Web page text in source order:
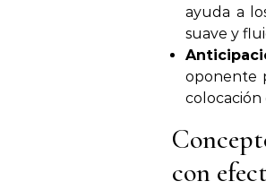
ayuda a
suave y
oponente
colocación
con